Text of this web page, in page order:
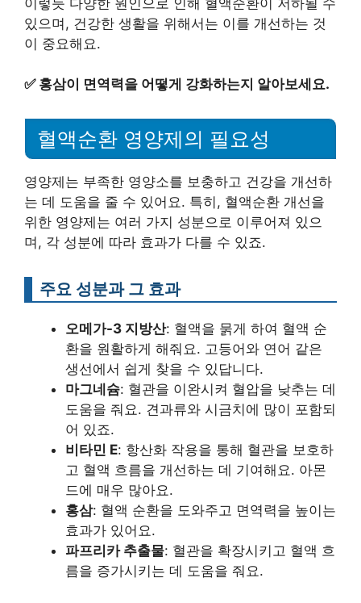
있으며, 건강한 생활을 위해서는 이를 개선하는 것
이 중요해요.
✅ 홍삼이 면역력을 어떻게 강화하는지 알아보세요.
혈액순환 영양제의 필요성
영양제는 부족한 영양소를 보충하고 건강을 개선하
는 데 도움을 줄 수 있어요. 특히, 혈액순환 개선을
위한 영양제는 여러 가지 성분으로 이루어져 있으
며, 각 성분에 따라 효과가 다를 수 있죠.
주요 성분과 그 효과
오메가-3 지방산: 혈액을 묽게 하여 혈액 순
환을 원활하게 해줘요. 고등어와 연어 같은
생선에서 쉽게 찾을 수 있답니다.
마그네슘: 혈관을 이완시켜 혈압을 낮추는 데
도움을 줘요. 견과류와 시금치에 많이 포함되
어 있죠.
비타민 E: 항산화 작용을 통해 혈관을 보호하
고 혈액 흐름을 개선하는 데 기여해요. 아몬
드에 매우 많아요.
홍삼: 혈액 순환을 도와주고 면역력을 높이는
효과가 있어요.
파프리카 추출물: 혈관을 확장시키고 혈액 흐
름을 증가시키는 데 도움을 줘요.